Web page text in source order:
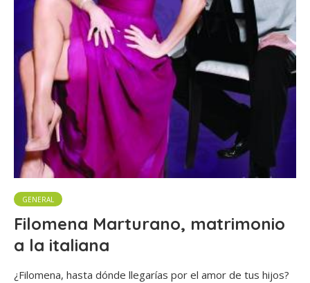
GENERAL
Filomena Marturano, matrimonio
a la italiana
¿Filomena, hasta dónde llegarías por el amor de tus hijos?